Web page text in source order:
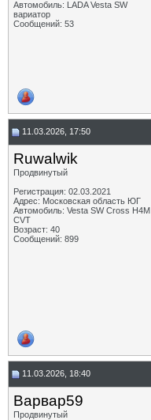
Автомобиль: LADA Vesta SW
вариатор
Сообщений: 53
11.03.2026, 17:50
Ruwalwik
Продвинутый
Регистрация: 02.03.2021
Адрес: Московская область ЮГ
Автомобиль: Vesta SW Cross H4M
CVT
Возраст: 40
Сообщений: 899
11.03.2026, 18:40
Варвар59
Продвинутый